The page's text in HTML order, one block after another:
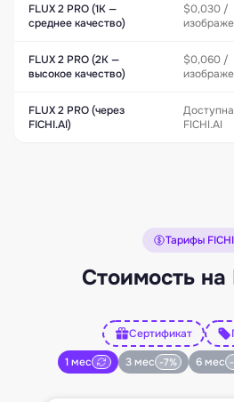
FLUX 2 PRO (1K —
среднее качество)
$0,030 /
FLUX 2 PRO (2K —
высокое качество)
$0,060 /
FLUX 2 PRO (через
FICHI.AI)
FICHI.AI
Тарифы
Стоимость на
Сертификат
1 мес
3 мес -7% 6 мес